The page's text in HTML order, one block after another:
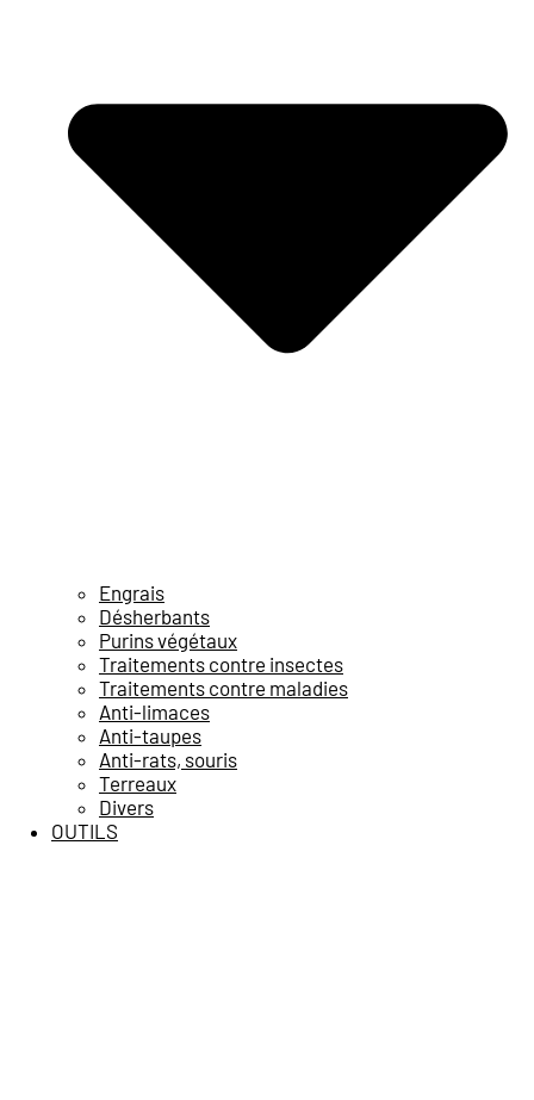
Engrais
Désherbants
Purins végétaux
Traitements contre insectes
Traitements contre maladies
Anti-limaces
Anti-taupes
Anti-rats, souris
Terreaux
Divers
OUTILS